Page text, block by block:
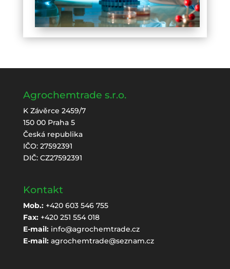
Agrochemtrade s.r.o.
K Závěrce 2459/7
150 00 Praha 5
Česká republika
IČO: 27592391
DIČ: CZ27592391
Kontakt
Mob.:+420 603 546 755
Fax:+420 251 554 018
E-mail: info@agrochemtrade.cz
E-mail: agrochemtrade@seznam.cz